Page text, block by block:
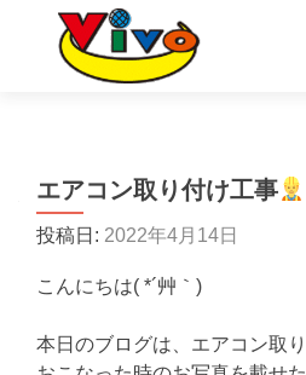
エアコン取り付け工事
投稿日: 2022年4月14日
こんにちは( *´艸｀)
本日のブログは、エアコン取